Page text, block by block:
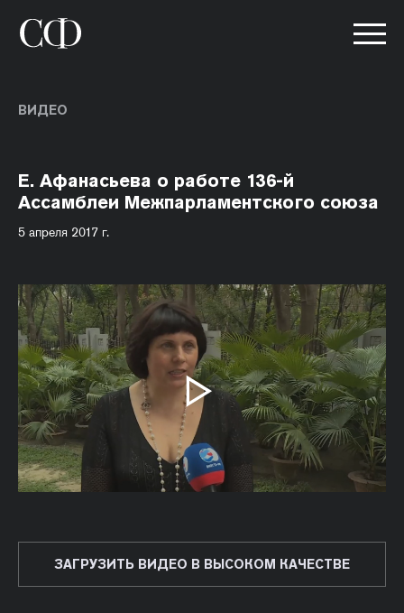
ВИДЕО
Е. Афанасьева о работе 136-й
Ассамблеи Межпарламентского союза
5 апреля 2017 г.
ЗАГРУЗИТЬ ВИДЕО В ВЫСОКОМ КАЧЕСТВЕ